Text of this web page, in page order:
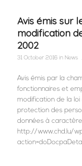
Avis émis sur
modification
2002
31 October 2016 in News
Avis émis par la
fonctionnaires et
modification de la
protection des
données à caractère
http://www.chd.lu/